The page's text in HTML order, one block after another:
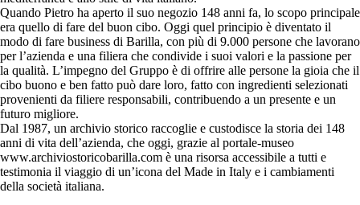
Quando Pietro ha aperto il suo negozio 148 anni fa, lo scopo principale
era quello di fare del buon cibo. Oggi quel principio è diventato il
modo di fare business di Barilla, con più di 9.000 persone che lavorano
per l’azienda e una filiera che condivide i suoi valori e la passione per
la qualità. L’impegno del Gruppo è di offrire alle persone la gioia che il
cibo buono e ben fatto può dare loro, fatto con ingredienti selezionati
provenienti da filiere responsabili, contribuendo a un presente e un
futuro migliore.
Dal 1987, un archivio storico raccoglie e custodisce la storia dei 148
anni di vita dell’azienda, che oggi, grazie al portale-museo
www.archiviostoricobarilla.com è una risorsa accessibile a tutti e
testimonia il viaggio di un’icona del Made in Italy e i cambiamenti
della società italiana.